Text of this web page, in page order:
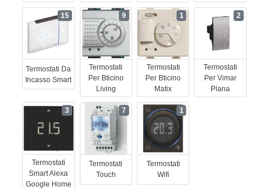
Termostati Da
Incasso Smart
15
Termostati
Per Bticino
Living
9
Termostati
Per Bticino
Matix
1
Termostati
Per Vimar
Plana
2
Termostati
Smart Alexa
Google Home
3
Termostati
Touch
7
Termostati
Wifi
1